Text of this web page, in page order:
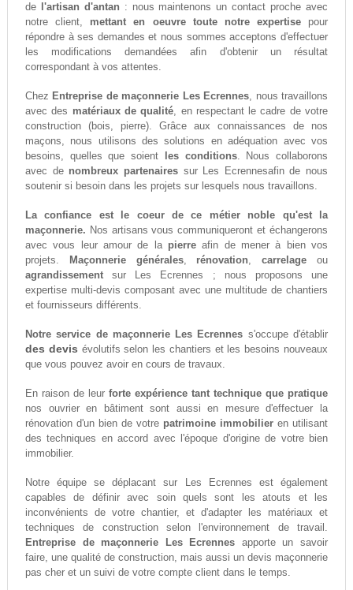
de
l'artisan d'antan : nous maintenons un contact proche avec
notre client, mettant en oeuvre toute notre expertisepour
répondre à ses demandes et nous sommes acceptons d'effectuer
les modifications demandées afin d'obtenir un résultat
correspondant à vos attentes.
Chez Entreprise de maçonnerie Les Ecrennes, nous travaillons
avec des matériaux de qualité, en respectant le cadre de votre
construction (bois, pierre). Grâce aux connaissances de nos
maçons, nous utilisons des solutions en adéquation avec vos
besoins, quelles que soient
les conditions. Nous collaborons
avec de nombreux partenairessur Les Ecrennesafin de nous
soutenir si besoin dans les projets sur lesquels nous travaillons.
La confiance est le coeur de ce métier noble qu'est la
maçonnerie. Nos artisans vous communiqueront et échangerons
avec vous leur amour de la pierre afin de mener à bien vos
projets.
Maçonnerie générales, rénovation,carrelage ou
agrandissementsur Les Ecrennes ; nous proposons une
expertise multi-devis composant avec une multitude de chantiers
et fournisseurs différents.
Notre service de maçonnerie Les Ecrennes s'occupe d'établir
des devis évolutifs selon les chantiers et les besoins nouveaux
que vous pouvez avoir en cours de travaux.
En raison de leur forte expérience tant technique que pratique
nos ouvrier en bâtiment sont aussi en mesure d'effectuer la
rénovation d'un bien de votre patrimoine immobilier en utilisant
des techniques en accord avec l'époque d'origine de votre bien
immobilier.
Notre équipe se déplacant sur Les Ecrennes est également
capables de définir avec soin quels sont les atouts et les
inconvénients de votre chantier, et d'adapter les matériaux et
techniques de construction selon l'environnement de travail.
Entreprise de maçonnerie Les Ecrennes apporte un savoir
faire, une qualité de construction, mais aussi un devis maçonnerie
pas cher et un suivi de votre compte client dans le temps.